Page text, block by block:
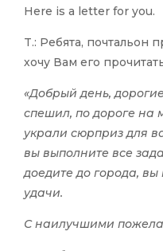
Here is a letter for you.
T.: Ребята, почтальон
хочу Вам его
«Добрый день,
спешил, по дороге на
украли сюрприз для
вы выполните все
доедите до города,
удачи.
С наилучшими